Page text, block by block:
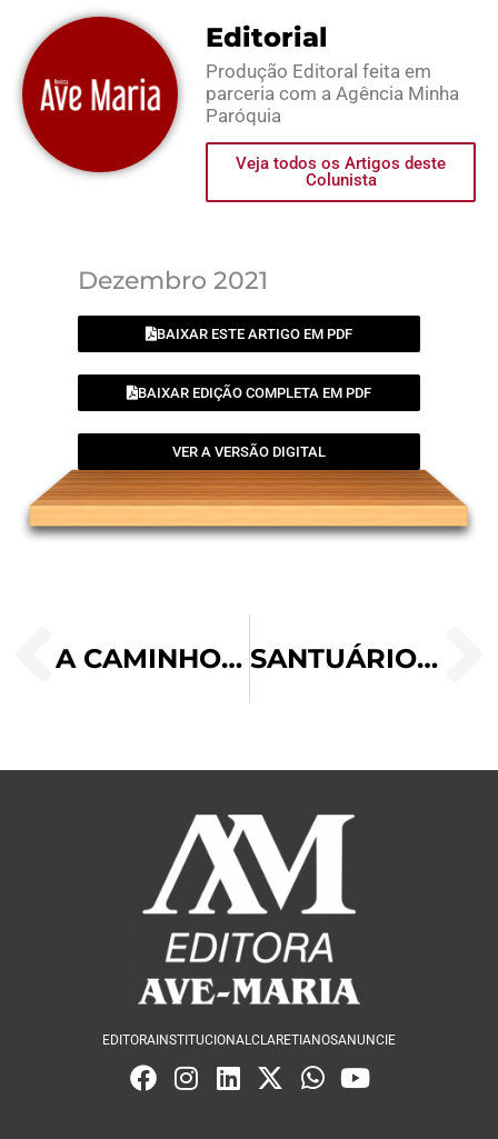
Editorial
Produção Editoral feita em
parceria com a Agência Minha
Paróquia
Veja todos os Artigos deste
Colunista
Dezembro 2021
BAIXAR ESTE ARTIGO EM PDF
BAIXAR EDIÇÃO COMPLETA EM PDF
VER A VERSÃO DIGITAL
A CAMINHO DE BELÉM SANTUÁRIO NOSSA SENHORA DA CONCEIÇÃO, RECIFE (PE)
EDITORAINSTITUCIONAL CLARETIANOSANUNCIE